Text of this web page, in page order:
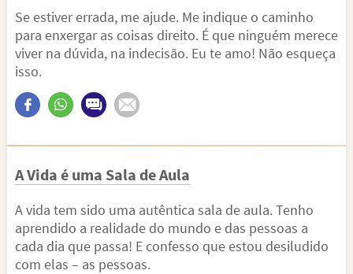
Se estiver errada, me ajude. Me indique o caminho
para enxergar as coisas direito. É que ninguém merece
viver na dúvida, na indecisão. Eu te amo! Não esqueça
isso.
A Vida é uma Sala de Aula
A vida tem sido uma autêntica sala de aula. Tenho
aprendido a realidade do mundo e das pessoas a
cada dia que passa! E confesso que estou desiludido
com elas – as pessoas.